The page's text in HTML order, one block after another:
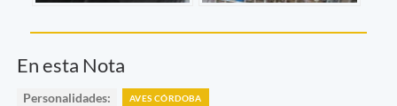
En esta Nota
Personalidades: AVES CÓRDOBA